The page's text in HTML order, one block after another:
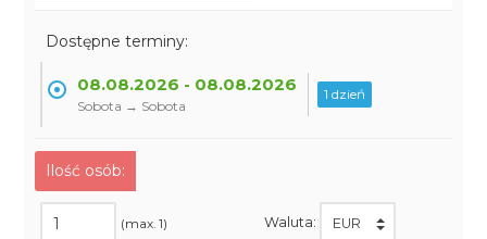
Dostępne terminy:
08.08.2026 - 08.08.2026
Sobota → Sobota
1 dzień
Ilość osób:
(max. 1) Waluta: